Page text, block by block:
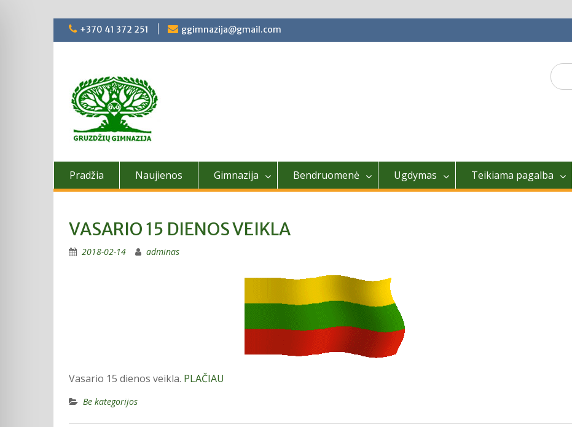
Skip
+370 41 372 251 ggimnazija@gmail.com
Search
for:
Pradžia Naujienos Gimnazija Bendruomenė Ugdymas Teikiama pagalba
VASARIO 15 DIENOS VEIKLA
2018-02-14 adminas
Vasario 15 dienos veikla. PLAČIAU
Be kategorijos